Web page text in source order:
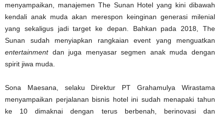
menyampaikan, manajemen The Sunan Hotel yang kini dibawah
kendali anak muda akan merespon keinginan generasi milenial
yang sekaligus jadi target ke depan. Bahkan pada 2018, The
Sunan sudah menyiapkan rangkaian event yang menguatkan
entertainmentdan juga menyasar segmen anak muda dengan
spirit jiwa muda.
Sona Maesana, selaku Direktur PT Grahamulya Wirastama
menyampaikan perjalanan bisnis hotel ini sudah menapaki tahun
ke 10 dimaknai dengan terus berbenah, berinovasi dan